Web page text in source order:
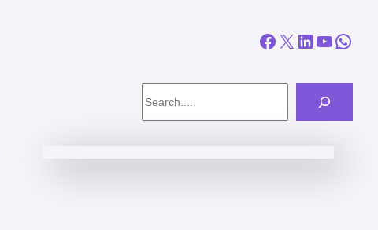
Facebook X LinkedIn YouTube WhatsApp